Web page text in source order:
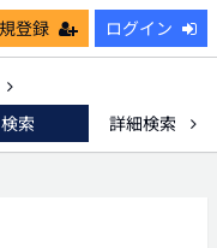
登録 ログイン
検索
詳細検索